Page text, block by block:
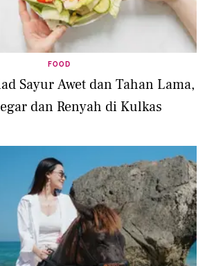
FOOD
Sayur Awet dan Tahan Lama,
dan Renyah di Kulkas